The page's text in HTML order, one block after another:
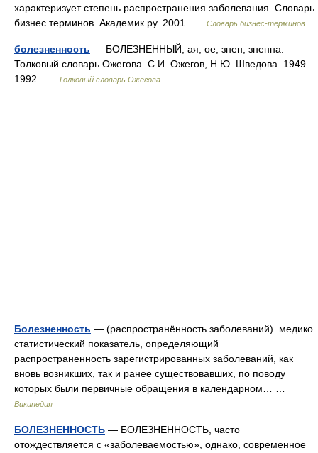
характеризует степень распространения заболевания. Словарь
бизнес терминов. Академик.ру. 2001 …
Словарь бизнес-терминов
болезненность — БОЛЕЗНЕННЫЙ, ая, ое; знен, зненна.
Толковый словарь Ожегова. С.И. Ожегов, Н.Ю. Шведова. 1949
1992 …
Толковый словарь Ожегова
Болезненность — (распространённость заболеваний) медико
статистический показатель, определяющий
распространенность зарегистрированных заболеваний, как
вновь возникших, так и ранее существовавших, по поводу
которых были первичные обращения в календарном… …
Википедия
БОЛЕЗНЕННОСТЬ — БОЛЕЗНЕННОСТЬ, часто
отождествляется с «заболеваемостью», однако, современное